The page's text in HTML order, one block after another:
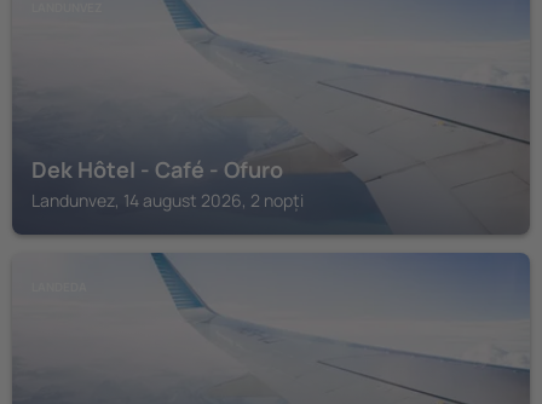
Dek Hôtel - Café - Ofuro
Landunvez, 14 august 2026, 2 nopți